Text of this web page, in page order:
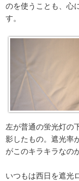
のを使うことも、心
す。
左が普通の蛍光灯の
影したもの。遮光率
がこのキラキラなの
いつもは西日を遮光